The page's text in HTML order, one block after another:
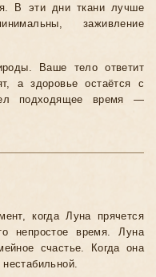
В эти дни ткани лучше
заживление
Ваше тело ответит
а здоровье остаётся с
подходящее время —
когда Луна прячется
непростое время. Луна
счастье. Когда она